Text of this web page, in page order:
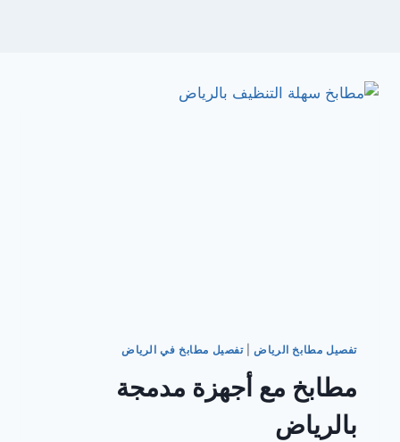
تفصيل مطابخ الرياض |تفصيل مطابخ في الرياض
مطابخ مع أجهزة مدمجة
بالرياض